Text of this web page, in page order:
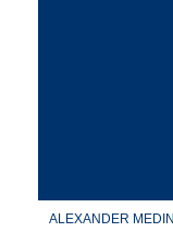
ALEXANDER